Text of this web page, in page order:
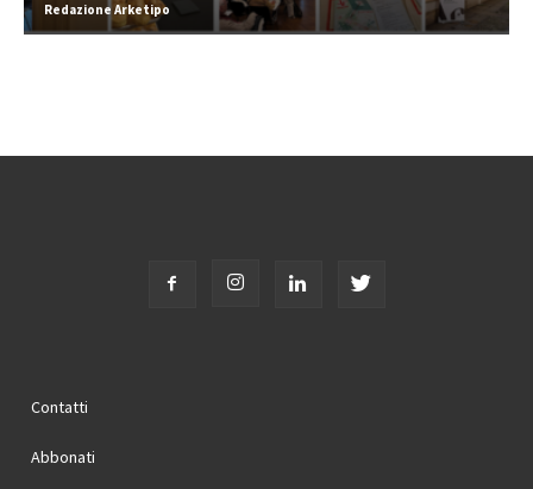
Redazione Arketipo
Contatti
Abbonati